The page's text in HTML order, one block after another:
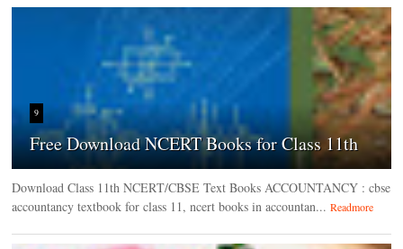
9
Free Download NCERT Books for Class 11th
Download Class 11th NCERT/CBSE Text Books ACCOUNTANCY : cbse
accountancy textbook for class 11, ncert books in accountan... Readmore